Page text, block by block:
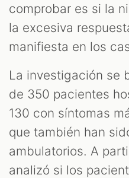
comprobar es si la
la excesiva
manifiesta en los
La investigación se
de 350 pacientes
130 con síntomas
que también han
ambulatorios. A
analizó si los